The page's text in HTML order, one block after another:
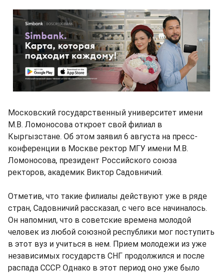
Московский государственный университет имени
М.В. Ломоносова откроет свой филиал в
Кыргызстане. Об этом заявил 6 августа на пресс-
конференции в Москве ректор МГУ имени М.В.
Ломоносова, президент Российского союза
ректоров, академик Виктор Садовничий.
Отметив, что такие филиалы действуют уже в ряде
стран, Садовничий рассказал, с чего все начиналось.
Он напомнил, что в советские времена молодой
человек из любой союзной республики мог поступить
в этот вуз и учиться в нем. Прием молодежи из уже
независимых государств СНГ продолжился и после
распада СССР. Однако в этот период оно уже было